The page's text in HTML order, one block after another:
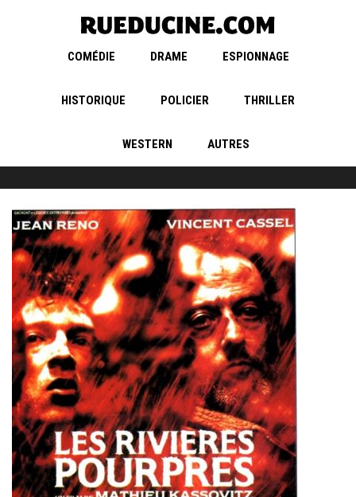
COMÉDIE DRAME ESPIONNAGE
HISTORIQUE POLICIER THRILLER
WESTERN AUTRES